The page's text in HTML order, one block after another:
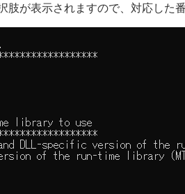
が表示されますので、対応した